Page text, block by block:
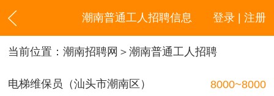
登录 | 注册
潮南普通工人招聘信息
当前位置： 潮南招聘网 ＞潮南普通工人招聘
电梯维保员（汕头市潮南区） 8000~8000